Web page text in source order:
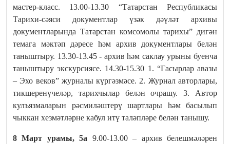
мастер-класс. 13.00-13.30 “Татарстан Республикасы
Тарихи-сәяси документлар үзәк дәүләт архивы
документларында Татарстан комсомолы тарихы” дигән
темага мәктәп дәресе һәм архив документлары белән
таныштыру. 13.30-13.45 - архив һәм саклау урыны буенча
таныштыру экскурсиясе. 14.30-15.30 1. “Гасырлар авазы
– Эхо веков” журналы күргәзмәсе. 2. Журнал авторлары,
тикшеренүчеләр, тарихчылар белән очрашу. 3. Автор
кулъязмаларын рәсмиләштерү шартлары һәм басылып
чыккан хезмәтләрне кабул итү таләпләре белән танышу.
8 Март урамы, 5а 9.00-13.00 – архив белешмәләрен